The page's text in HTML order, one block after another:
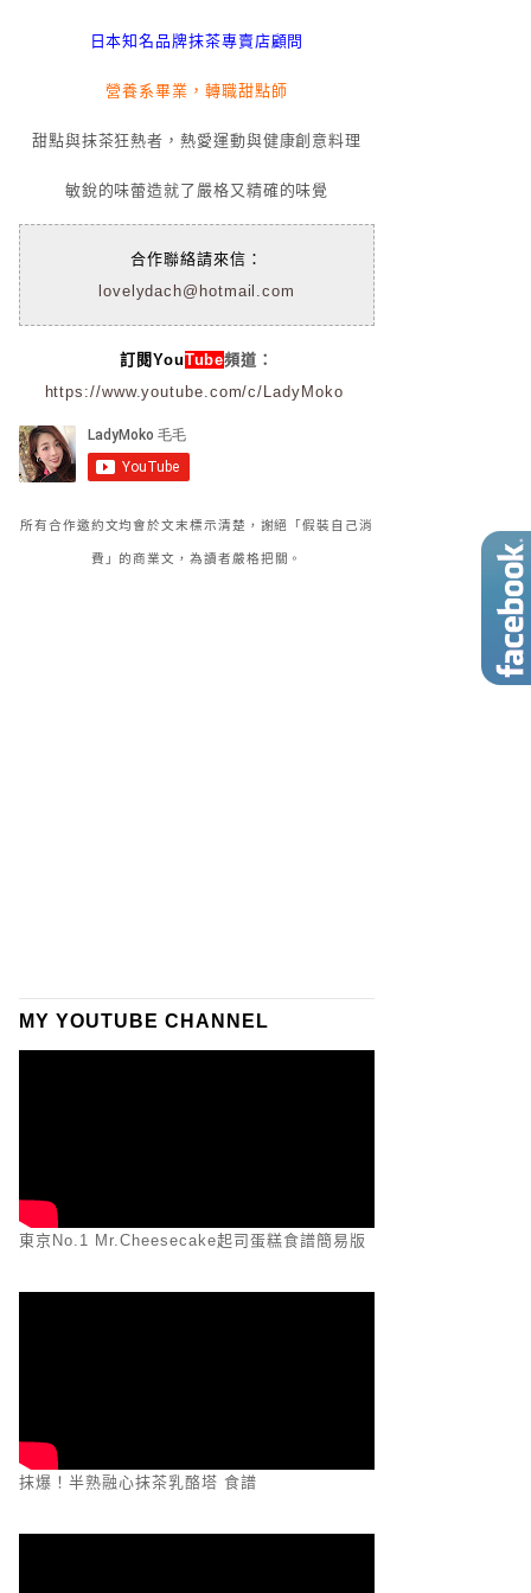
日本知名品牌抹茶專賣店顧問
營養系畢業，轉職甜點師
甜點與抹茶狂熱者，熱愛運動與健康創意料理
敏銳的味蕾造就了嚴格又精確的味覺
合作聯絡請來信：
lovelydach@hotmail.com
訂閱YouTube頻道：
https://www.youtube.com/c/LadyMoko
所有合作邀約文均會於文末標示清楚，謝絕「假裝自己消
費」的商業文，為讀者嚴格把關。
MY YOUTUBE CHANNEL
東京No.1 Mr.Cheesecake起司蛋糕食譜簡易版
抹爆！半熟融心抹茶乳酪塔 食譜